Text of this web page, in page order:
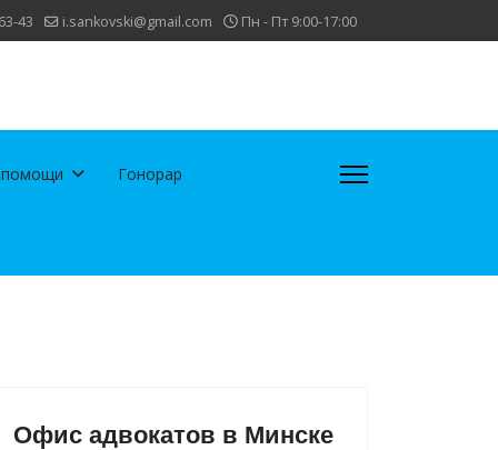
43 i.sankovski@gmail.com Пн - Пт 9:00-17:00
помощи Гонорар
Офис адвокатов в Минске